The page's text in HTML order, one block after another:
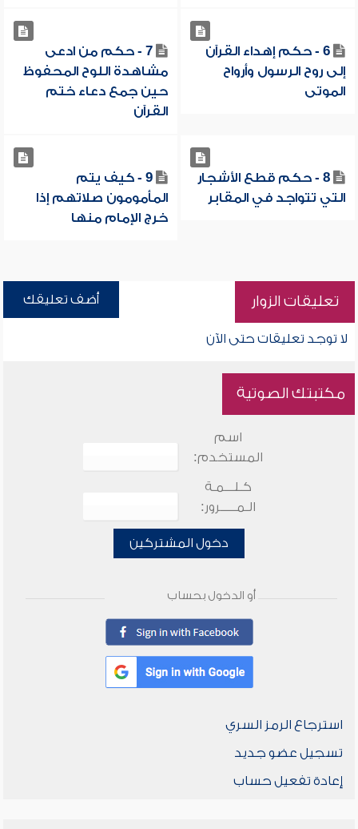
6 - حكم إهداء القرآن
إلى روح الرسول وأرواح
الموتى
7 - حكم من ادعى
مشاهدة اللوح المحفوظ
حين جمع دعاء ختم
القرآن
8 - حكم قطع الأشجار
التي تتواجد في المقابر
9 - كيف يتم
المأمومون صلاتهم إذا
خرج الإمام منها
تعليقات الزوار أضف تعليقك
لا توجد تعليقات حتى الآن
مكتبتك الصوتية
اسم
المستخدم:
كـلـــمـة
الـمـــــرور:
دخول المشتركين
أو الدخول بحساب
استرجاع الرمز السري
تسجيل عضو جديد
إعادة تفعيل حساب